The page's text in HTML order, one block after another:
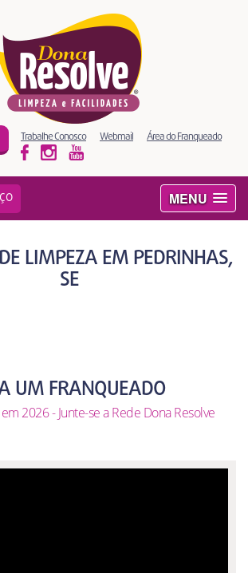
MENU
Trabalhe Conosco Webmail Área do Franqueado
LIMPEZA EM PEDRINHAS,
SE
UM FRANQUEADO
2026 - Junte-se a Rede Dona Resolve